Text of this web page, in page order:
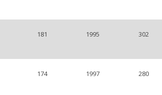
181 1995 302
174 1997 280